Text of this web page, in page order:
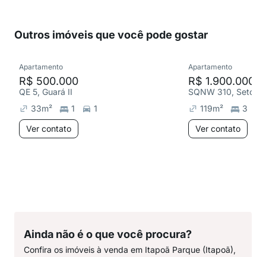
Outros imóveis que você pode gostar
Apartamento
R$ 500.000
QE 5, Guará II
33m² 1
1
Ver contato
Apartamento
R$ 1.900.000
SQNW 310, Setor
119m²
3
Ver contato
Ainda não é o que você procura?
Confira os imóveis à venda em Itapoã Parque (Itapoã),